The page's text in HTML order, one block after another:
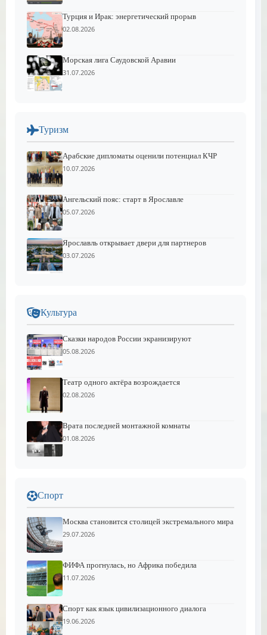
Турция и Ирак: энергетический прорыв
02.08.2026
Морская лига Саудовской Аравии
31.07.2026
Туризм
Арабские дипломаты оценили потенциал КЧР
10.07.2026
Ангельский пояс: старт в Ярославле
05.07.2026
Ярославль открывает двери для партнеров
03.07.2026
Культура
Сказки народов России экранизируют
05.08.2026
Театр одного актёра возрождается
02.08.2026
Врата последней монтажной комнаты
01.08.2026
Спорт
Москва становится столицей экстремального мира
29.07.2026
ФИФА прогнулась, но Африка победила
11.07.2026
Спорт как язык цивилизационного диалога
19.06.2026